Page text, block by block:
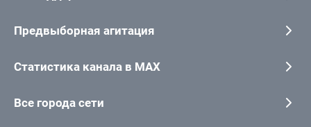
Предвыборная агитация
Статистика канала в MAX
Все города сети